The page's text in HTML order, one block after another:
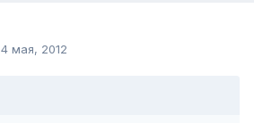
4 мая, 2012